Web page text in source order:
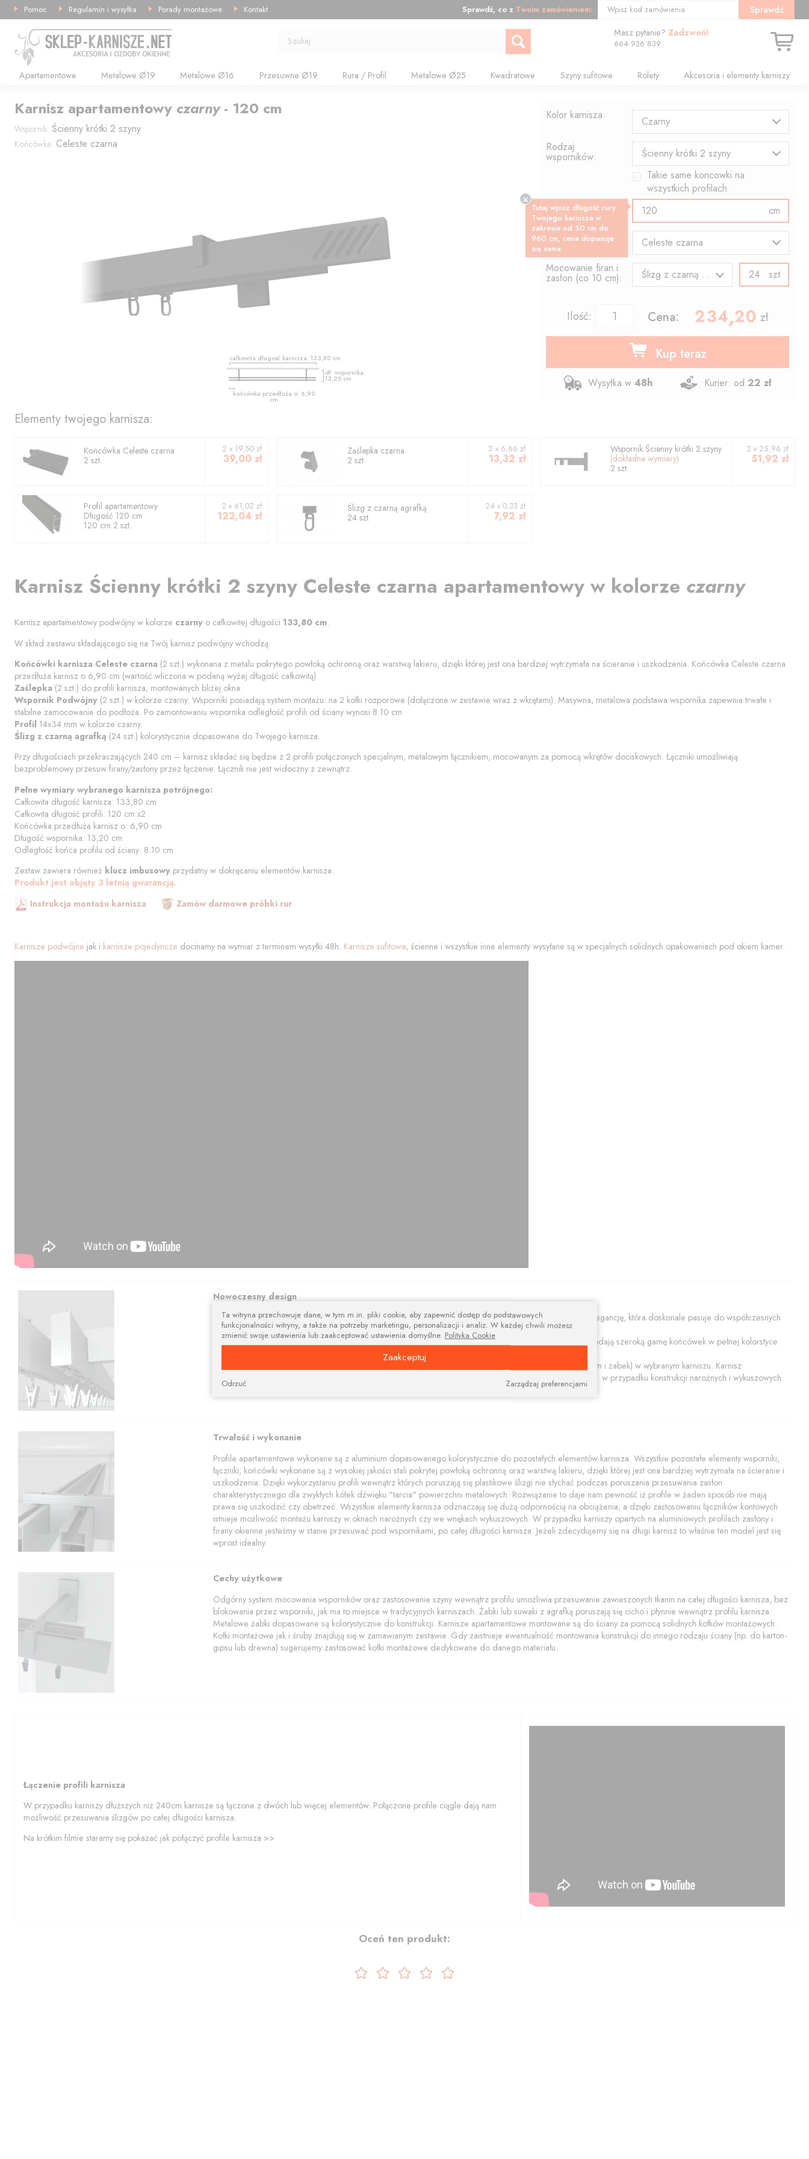
Sprawdź, co z Twoim zamówieniem: Wpisz kod zamówienia Sprawdź
Szukaj
Apartamentowe Metalowe Ø19 Metalowe Ø16 Przesuwne Ø19 Rura / Profil Metalowe Ø25 Kwadratowe Szyny sufitowe Rolety Akcesoria i elementy karniszy
Pomoc Regulamin i wysyłka Porady montażowe Kontakt
Masz pytanie?Zadzwoń!
664 936 839
Karnisz apartamentowy czarny- 120 cm
Wspornik: Ścienny krótki 2 szyny
Końcówka: Celeste czarna
całkowita długość karnisza: 133,80cm
dł. wspornika:
13,20cm
końcówka przedłuża o: 6,90
cm
Kolor karnisza:
Czarny
Rodzaj
wsporników:
Ścienny krótki 2 szyny
Takie same koncowki na
wszystkich profilach
Długość profilu:
cm
Wzór końcówki:
Celeste czarna
Mocowanie firan i
zasłon (co 10 cm): Ślizg z czarną agrafką szt
Ilość: Cena: , zł
Kup teraz
Wysyłka w 48h Kurier: od 22 zł
Tutaj wpisz długość rury
Twojego karnisza w
zakresie od 50 cm do
960 cm, cena dopasuje
się sama.
Elementy twojego karnisza:
Końcówka Celeste czarna
2 szt.
2 x 19,50 zł
39,00 zł
Zaślepka czarna
2 szt.
2 x 6,66 zł
13,32 zł
Wspornik Ścienny krótki 2 szyny
(dokładne wymiary)
2 szt.
2 x 25,96 zł
51,92 zł
Profil apartamentowy
Długość 120 cm
120 cm2 szt.
2 x 61,02 zł
122,04 zł
Ślizg z czarną agrafką
24 szt.
24 x 0,33 zł
7,92 zł
Karnisz Ścienny krótki 2 szyny Celeste czarna apartamentowy w kolorze czarny
Karnisz apartamentowy podwójny w kolorze czarny o całkowitej długości 133,80 cm.
W skład zestawu składającego się na Twój karnisz podwójny wchodzą:
Końcówki karnisza Celeste czarna (2 szt.) wykonana z metalu pokrytego powłoką ochronną oraz warstwą lakieru, dzięki której jest ona bardziej wytrzymała na ścieranie i uszkodzenia. Końcówka Celeste czarna
przedłuża karnisz o 6,90 cm (wartość wliczona w podaną wyżej długość całkowitą).
Zaślepka (2 szt.) do profili karnisza, montowanych bliżej okna.
Wspornik Podwójny (2 szt.) w kolorze czarny. Wsporniki posiadają system montażu: na 2 kołki rozporowe (dołączone w zestawie wraz z wkrętami). Masywna, metalowa podstawa wspornika zapewnia trwałe i
stabilne zamocowanie do podłoża. Po zamontowaniu wspornika odległość profili od ściany wynosi 8.10 cm
Profil 14x34 mm w kolorze czarny.
Ślizg z czarną agrafką (24 szt.) kolorystycznie dopasowane do Twojego karnisza.
Przy długościach przekraczających 240 cm – karnisz składać się będzie z 2 profili połączonych specjalnym, metalowym łącznikiem, mocowanym za pomocą wkrętów dociskowych. Łączniki umożliwiają
bezproblemowy przesuw firany/zasłony przez łączenie. Łącznik nie jest widoczny z zewnątrz.
Pełne wymiary wybranego karnisza potrójnego:
Całkowita długość karnisza: 133,80 cm
Całkowita długość profili: 120 cm x2
Końcówka przedłuża karnisz o: 6,90 cm
Długość wspornika: 13,20 cm
Odległość końca profilu od ściany: 8.10 cm
Zestaw zawiera również klucz imbusowy przydatny w dokręcaniu elementów karnisza.
Produkt jest objęty 3 letnią gwarancją.
Instrukcja montażu karnisza
Zamów darmowe próbki rur
Karnisze podwójne jak i karnisze pojedyncze docinamy na wymiar z terminem wysyłki 48h. Karnisze sufitowe, ścienne i wszystkie inne elementy wysyłane są w specjalnych solidnych opakowaniach pod okiem kamer.
Nowoczesny design
Prostokątna szyna i nowoczesne wsporniki i tworzą niebanalną kompozycję estetyczną łączącą prostotę i elegancję, która doskonale pasuje do współczesnych
aranżacji.
Karnisze apartamentowe polecamy w trzech kolorach: aluminium szczotkowane, czerny i biały połysk. Posiadają szeroką gamę końcówek w pełnej kolorstyce
profili w tym zakończenia z elementami kryształów Swarovskiego.
Nasz sklep pozwala na dobieranie i zamawianie różnych kolorów elementów (wsporników, końcówiek, szyn i żabek) w wybranym karniszu. Karnisz
apartamentowy dzięki łącznikom narożnym pozwalającym połączyć szyny pod dowolnym kątem nadaje się w przypadku konstrukcji narożnych i wykuszowych.
Trwałość i wykonanie
Profile apartamentowe wykonane są z aluminium dopasowanego kolorystycznie do pozostałych elementów karnisza. Wszystkie pozostałe elementy wsporniki,
łączniki, końcówki wykonane są z wysokiej jakości stali pokrytej powłoką ochronną oraz warstwą lakieru, dzięki której jest ona bardziej wytrzymała na ścieranie i
uszkodzenia. Dzięki wykorzystaniu profili wewnątrz których poruszają się plastikowe ślizgi nie słychać podczas poruszania przesuwania zasłon
charakterystycznego dla zwykłych kółek dźwięku "tarcia" powierzchni metalowych. Rozwiązanie to daje nam pewność iż profile w żaden sposób nie mają
prawa się uszkodzić czy obetrzeć. Wszystkie elementy karnisza odznaczają się dużą odpornością na obciążenia, a dzięki zastosowaniu łączników kontowych
istnieje możliwość montażu karniszy w oknach narożnych czy we wnękach wykuszowych. W przypadku karniszy opartych na aluminiowych profilach zasłony i
firany okienne jesteśmy w stanie przesuwać pod wspornikami, po całej długości karnisza. Jeżeli zdecydujemy się na długi karnisz to właśnie ten model jest się
wprost idealny.
Cechy użytkowe
Odgórny system mocowania wsporników oraz zastosowanie szyny wewnątrz profilu umożliwia przesuwanie zawieszonych tkanin na całej długości karnisza, bez
blokowania przez wsporniki, jak ma to miejsce w tradycyjnych karniszach. Żabki lub suwaki z agrafką poruszają się cicho i płynnie wewnątrz profilu karnisza.
Metalowe żabki dopasowane są kolorystycznie do konstrukcji. Karnisze apartamentowe montowane są do ściany za pomocą solidnych kołków montażowych.
Kołki montażowe jak i śruby znajdują się w zamawianym zestawie. Gdy zaistnieje ewentualność montowania konstrukcji do innego rodzaju ściany (np. do karton-
gipsu lub drewna) sugerujemy zastosować kołki montażowe dedykowane do danego materiału.
Łączenie profili karnisza
W przypadku karniszy dłuższych niż 240cm karnisze są łączone z dwóch lub więcej elementów. Połączone profile ciągle dają nam
możliwość przesuwania ślizgów po całej długości karnisza.
Na krótkim filmie staramy się pokazać jak połączyć profile karnisza >>
Oceń ten produkt:
Ta witryna przechowuje dane, w tym m.in. pliki cookie, aby zapewnić dostęp do podstawowych
funkcjonalności witryny, a także na potrzeby marketingu, personalizacji i analiz. W każdej chwili możesz
zmienić swoje ustawienia lub zaakceptować ustawienia domyślne. Polityka Cookie
Zaakceptuj
Zarządzaj preferencjami
Odrzuć